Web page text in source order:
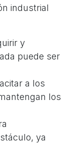
industrial
y
puede ser
a los
los
ya